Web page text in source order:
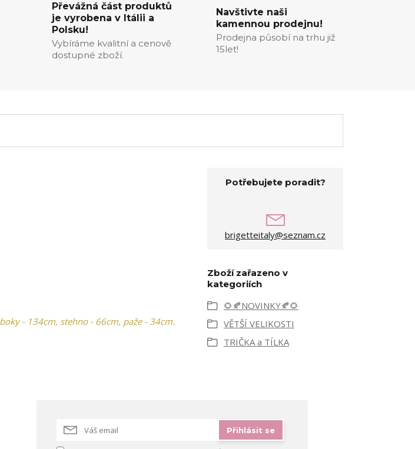
Převážná část produktů
je vyrobena v Itálii a
Polsku!
Vybíráme kvalitní a cenově
dostupné zboží.
Navštivte naši
kamennou prodejnu!
Prodejna působí na trhu již
15let!
- 134cm, stehno - 66cm, paže - 34cm.
Potřebujete poradit?
brigetteitaly@seznam.cz
Zboží zařazeno v
kategoriích
🌻🍂NOVINKY🍂🌻
VĚTŠÍ VELIKOSTI
TRIČKA a TÍLKA
Přihlásit se